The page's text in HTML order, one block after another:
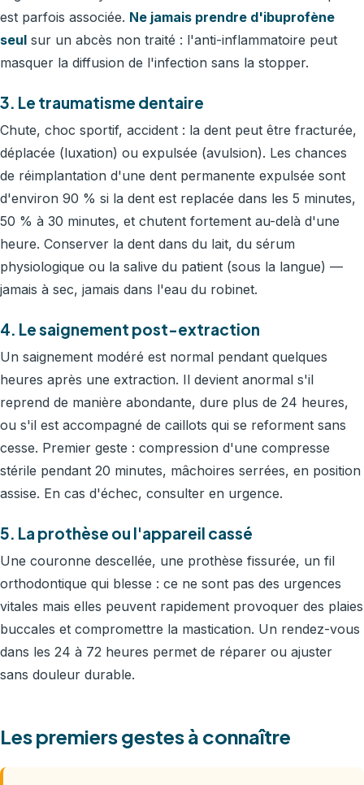
est parfois associée. Ne jamais prendre d'ibuprofène
seul sur un abcès non traité : l'anti-inflammatoire peut
masquer la diffusion de l'infection sans la stopper.
3. Le traumatisme dentaire
Chute, choc sportif, accident : la dent peut être fracturée,
déplacée (luxation) ou expulsée (avulsion). Les chances
de réimplantation d'une dent permanente expulsée sont
d'environ 90 % si la dent est replacée dans les 5 minutes,
50 % à 30 minutes, et chutent fortement au-delà d'une
heure. Conserver la dent dans du lait, du sérum
physiologique ou la salive du patient (sous la langue) —
jamais à sec, jamais dans l'eau du robinet.
4. Le saignement post-extraction
Un saignement modéré est normal pendant quelques
heures après une extraction. Il devient anormal s'il
reprend de manière abondante, dure plus de 24 heures,
ou s'il est accompagné de caillots qui se reforment sans
cesse. Premier geste : compression d'une compresse
stérile pendant 20 minutes, mâchoires serrées, en position
assise. En cas d'échec, consulter en urgence.
5. La prothèse ou l'appareil cassé
Une couronne descellée, une prothèse fissurée, un fil
orthodontique qui blesse : ce ne sont pas des urgences
vitales mais elles peuvent rapidement provoquer des plaies
buccales et compromettre la mastication. Un rendez-vous
dans les 24 à 72 heures permet de réparer ou ajuster
sans douleur durable.
Les premiers gestes à connaître